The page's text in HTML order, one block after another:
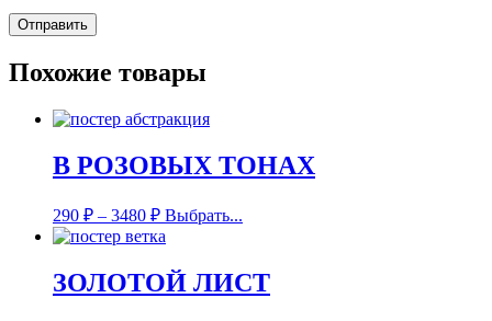
Похожие товары
В РОЗОВЫХ ТОНАХ
290 ₽ – 3480 ₽ Выбрать...
ЗОЛОТОЙ ЛИСТ